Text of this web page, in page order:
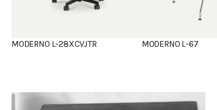
MODERNO L-28XCVJTR MODERNO L-67